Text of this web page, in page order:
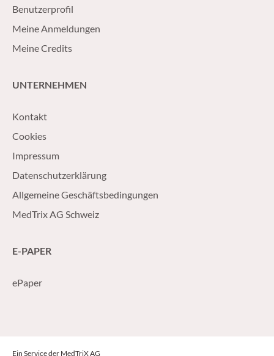
Benutzerprofil
Meine Anmeldungen
Meine Credits
UNTERNEHMEN
Kontakt
Cookies
Impressum
Datenschutzerklärung
Allgemeine Geschäftsbedingungen
MedTrix AG Schweiz
E-PAPER
ePaper
Ein Service der MedTriX AG